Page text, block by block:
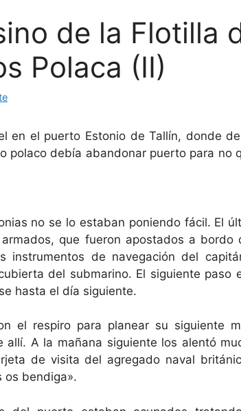
de la Flotilla
Polaca (II)
en el puerto Estonio de Tallín, donde
polaco debía abandonar puerto para no
no se lo estaban poniendo fácil. El
que fueron apostados a bordo
instrumentos de navegación del
del submarino. El siguiente paso
hasta el día siguiente.
el respiro para planear su siguiente
allí. A la mañana siguiente los alentó
de visita del agregado naval
os bendiga».